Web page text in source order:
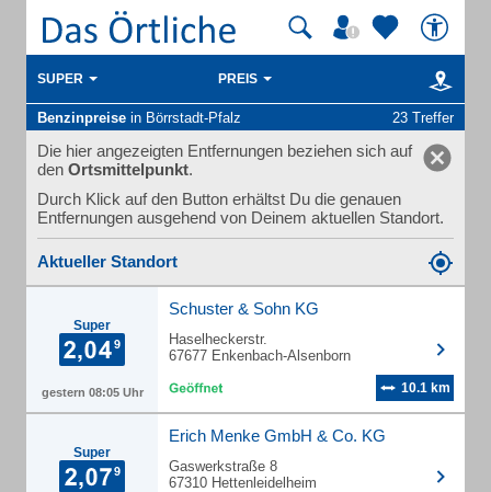
SUPER PREIS
Benzinpreise in Börrstadt-Pfalz 23 Treffer
Die hier angezeigten Entfernungen beziehen sich auf
den Ortsmittelpunkt.
Durch Klick auf den Button erhältst Du die genauen
Entfernungen ausgehend von Deinem aktuellen Standort.
Aktueller Standort
Super
gestern 08:05 Uhr
Schuster & Sohn KG
Haselheckerstr.
67677 Enkenbach-Alsenborn
10.1 km
Super
Erich Menke GmbH & Co. KG
Gaswerkstraße 8
67310 Hettenleidelheim